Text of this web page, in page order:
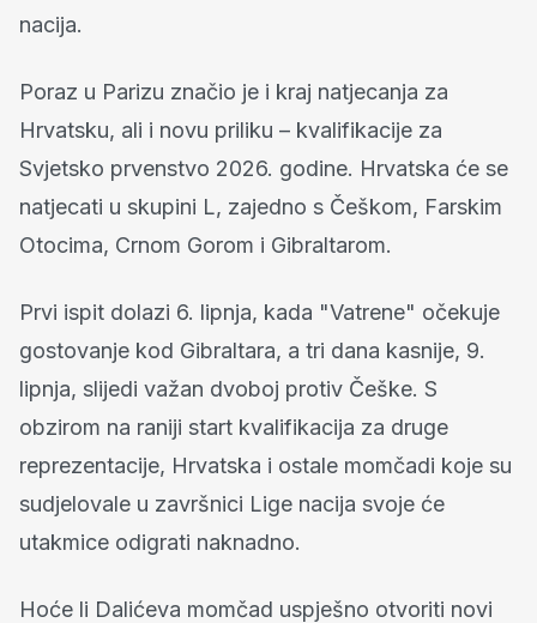
nacija.
Poraz u Parizu značio je i kraj natjecanja za
Hrvatsku, ali i novu priliku – kvalifikacije za
Svjetsko prvenstvo 2026. godine. Hrvatska će se
natjecati u skupini L, zajedno s Češkom, Farskim
Otocima, Crnom Gorom i Gibraltarom.
Prvi ispit dolazi 6. lipnja, kada "Vatrene" očekuje
gostovanje kod Gibraltara, a tri dana kasnije, 9.
lipnja, slijedi važan dvoboj protiv Češke. S
obzirom na raniji start kvalifikacija za druge
reprezentacije, Hrvatska i ostale momčadi koje su
sudjelovale u završnici Lige nacija svoje će
utakmice odigrati naknadno.
Hoće li Dalićeva momčad uspješno otvoriti novi